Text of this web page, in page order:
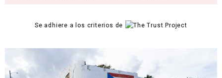
Se adhiere a los criterios de